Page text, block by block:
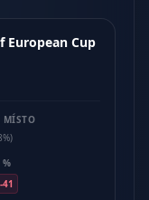
European Cup
MÍSTO
%
-41